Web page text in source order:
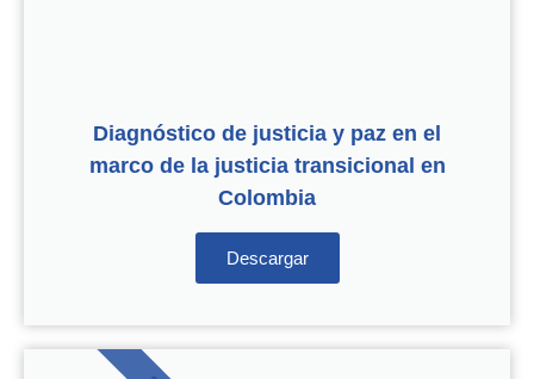
Diagnóstico de justicia y paz en el
marco de la justicia transicional en
Colombia
Descargar